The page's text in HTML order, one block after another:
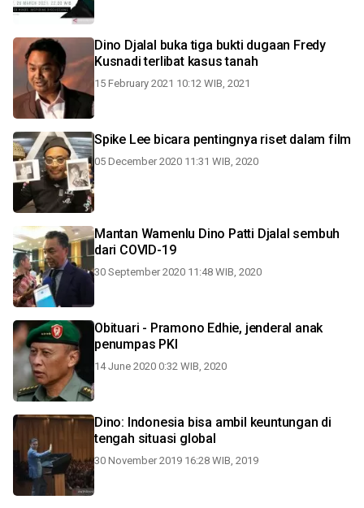
Dino Djalal buka tiga bukti dugaan Fredy
Kusnadi terlibat kasus tanah
15 February 2021 10:12 WIB, 2021
Spike Lee bicara pentingnya riset dalam film
05 December 2020 11:31 WIB, 2020
Mantan Wamenlu Dino Patti Djalal sembuh
dari COVID-19
30 September 2020 11:48 WIB, 2020
Obituari - Pramono Edhie, jenderal anak
penumpas PKI
14 June 2020 0:32 WIB, 2020
Dino: Indonesia bisa ambil keuntungan di
tengah situasi global
30 November 2019 16:28 WIB, 2019